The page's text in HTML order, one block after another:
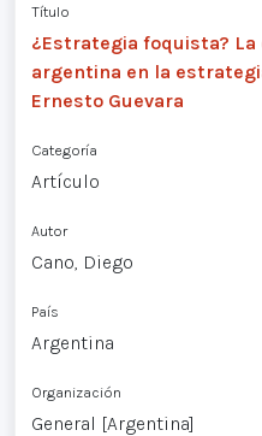
Título
¿Estrategia foquista?
argentina en la
Ernesto Guevara
Categoría
Artículo
Autor
Cano, Diego
País
Argentina
Organización
General [Argentina]